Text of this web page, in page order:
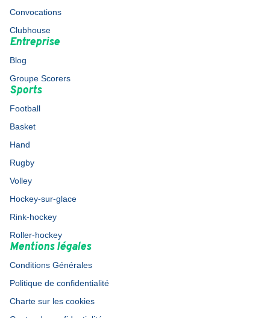
Convocations
Clubhouse
Entreprise
Blog
Groupe Scorers
Sports
Football
Basket
Hand
Rugby
Volley
Hockey-sur-glace
Rink-hockey
Roller-hockey
Mentions légales
Conditions Générales
Politique de confidentialité
Charte sur les cookies